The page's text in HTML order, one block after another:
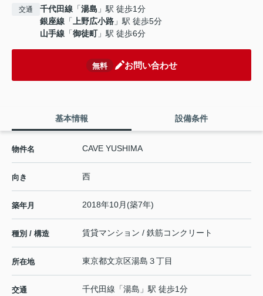
交通 千代田線 「湯島 」駅 徒歩1分
銀座線 「上野広小路 」駅 徒歩5分
山手線 「御徒町」駅 徒歩6分
無料 お問い合わせ
基本情報 設備条件
物件名 CAVE YUSHIMA
向き 西
築年月 2018年10月(築7年)
種別 / 構造 賃貸マンション / 鉄筋コンクリート
所在地 東京都文京区湯島 ３丁目
交通 千代田線 「湯島 」駅 徒歩1分